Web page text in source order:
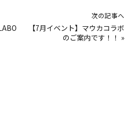
次の記事へ
【7月イベント】マウカコラボ
のご案内です！！ »